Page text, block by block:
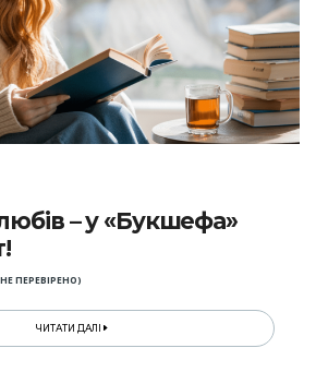
– у «Букшефа»
ПЕРЕВІРЕНО)
ЧИТАТИ ДАЛІ